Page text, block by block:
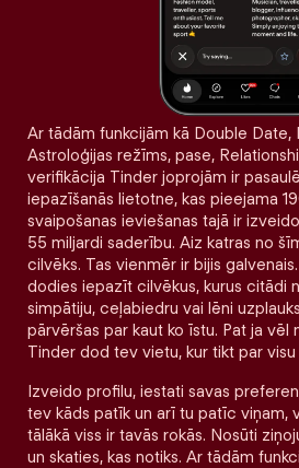
Ar tādām funkcijām kā Double Date,
Astroloģijas režīms, pase,
verifikācija Tinder joprojām ir
iepazīšanās lietotne, kas pieejama
svaipošanas ieviešanas tajā ir
55 miljardi saderību. Aiz katras no
cilvēks. Tas vienmēr ir bijis
dodies iepazīt cilvēkus, kurus citādi
simpātiju, ceļabiedru vai lēni
pārvēršas par kaut ko īstu. Pat ja vēl
Tinder dod tev vietu, kur tikt par visu
Izveido profilu, iestati savas
tev kāds patīk un arī tu patīc viņam,
tālākā viss ir tavās rokās. Nosūti
un skaties, kas notiks. Ar tādām